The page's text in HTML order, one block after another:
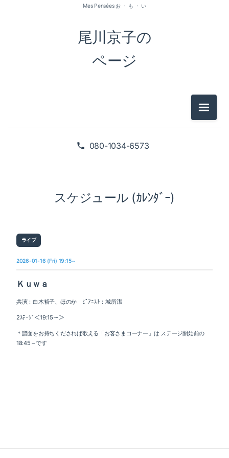
080-1034-6573
尾川京子の
ページ
Mes Pensées お ・ も ・ い
メニュ
スケジュール (ｶﾚﾝﾀﾞｰ)
ライブ
2026-01-16 (Fri) 19:15～
Ｋｕｗａ
共演：白木裕子、ほのか ﾋﾟｱﾆｽﾄ：城所潔
2ｽﾃｰｼﾞ＜19:15～＞
＊譜面をお持ちくだされば歌える「お客さまコーナー」は ステージ開始前の
18:45～です